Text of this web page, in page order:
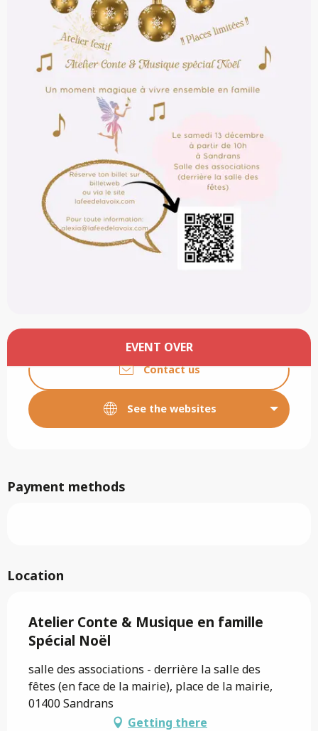
Opening hours & contact details
EVENT OVER
Contact us
See the websites
Payment methods
Location
Atelier Conte & Musique en famille
Spécial Noël
salle des associations - derrière la salle des
fêtes (en face de la mairie), place de la mairie,
01400 Sandrans
Getting there